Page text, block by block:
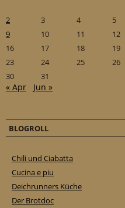
2
3 4 5
9
10 11 12
16
17 18 19
23
24 25 26
30
31
« Apr Jun »
BLOGROLL
Chili und Ciabatta
Cucina e piu
Deichrunners Küche
Der Brotdoc